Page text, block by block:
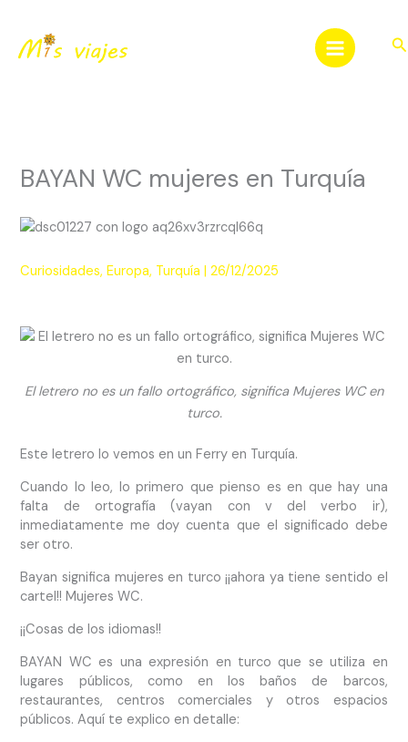
contenido
BAYAN WC mujeres en Turquía
Curiosidades,Europa, Turquía |26/12/2025
El letrero no es un fallo ortográfico, significa Mujeres WC en
turco.
Este letrero lo vemos en un Ferry en Turquía.
Cuando lo leo, lo primero que pienso es en que hay una
falta de ortografía (vayan con v del verbo ir),
inmediatamente me doy cuenta que el significado debe
ser otro.
Bayan significa mujeres en turco ¡¡ahora ya tiene sentido el
cartel!! Mujeres WC.
¡¡Cosas de los idiomas!!
BAYAN WC es una expresión en turco que se utiliza en
lugares públicos, como en los baños de barcos,
restaurantes, centros comerciales y otros espacios
públicos. Aquí te explico en detalle: